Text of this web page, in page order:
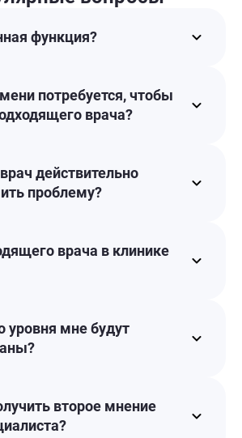
функция?
потребуется, чтобы
врача?
действительно
проблему?
врача в клинике
уровня мне будут
второе мнение